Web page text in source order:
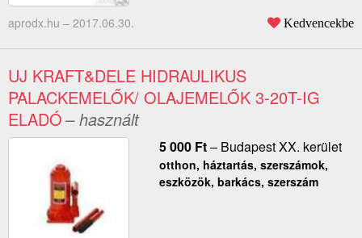
aprodx.hu – 2017.06.30. Kedvencekbe
UJ KRAFT&DELE HIDRAULIKUS
PALACKEMELŐK/ OLAJEMELŐK 3-20T-IG
ELADÓ– használt
5 000 Ft– Budapest XX. kerület
otthon, háztartás, szerszámok,
eszközök, barkács, szerszám